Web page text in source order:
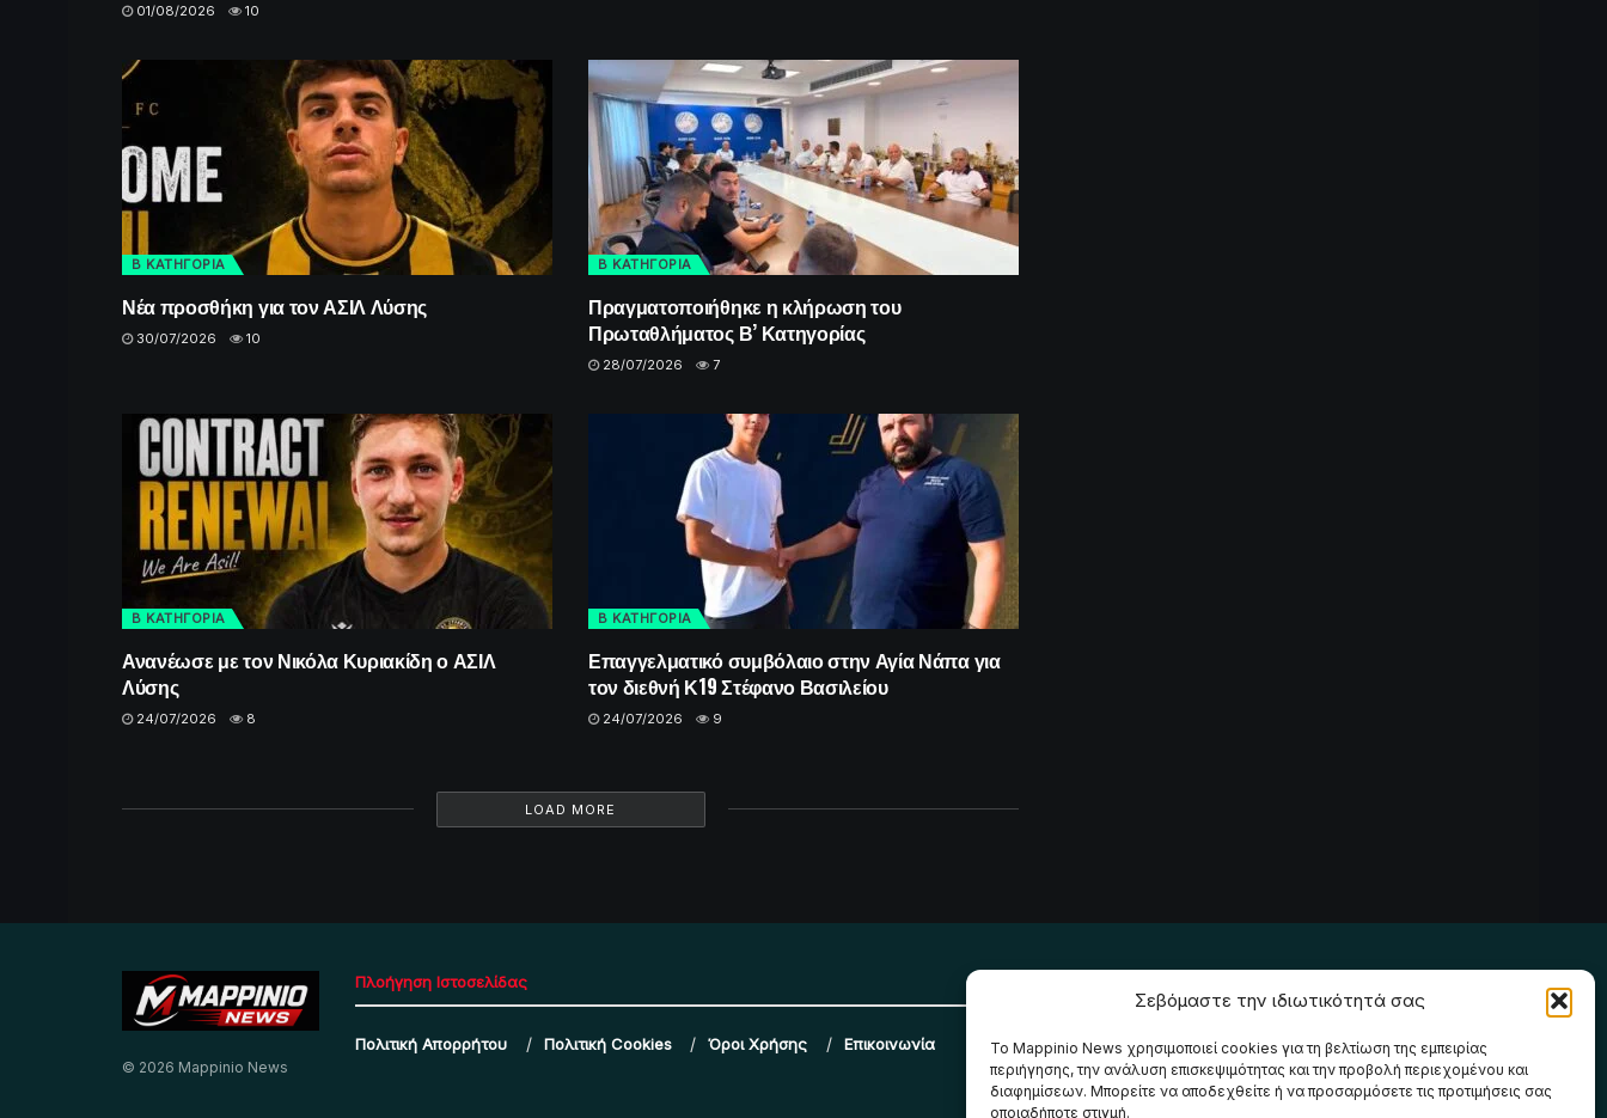
Σεβόμαστε την ιδιωτικότητά σας
Το Mappinio News χρησιμοποιεί cookies για τη βελτίωση της εμπειρίας
περιήγησης, την ανάλυση επισκεψιμότητας και την προβολή περιεχομένου και
διαφημίσεων. Μπορείτε να αποδεχθείτε ή να προσαρμόσετε τις προτιμήσεις σας
οποιαδήποτε στιγμή.
01/08/2026 10
Β ΚΑΤΗΓΟΡΙΑ
Νέα προσθήκη για τον ΑΣΙΛ Λύσης
30/07/2026 10
Β ΚΑΤΗΓΟΡΙΑ
Πραγματοποιήθηκε η κλήρωση του
Πρωταθλήματος Β’ Κατηγορίας
28/07/2026 7
Β ΚΑΤΗΓΟΡΙΑ
Ανανέωσε με τον Νικόλα Κυριακίδη ο ΑΣΙΛ
Λύσης
24/07/2026 8
Β ΚΑΤΗΓΟΡΙΑ
Επαγγελματικό συμβόλαιο στην Αγία Νάπα για
τον διεθνή Κ19 Στέφανο Βασιλείου
24/07/2026 9
LOAD MORE
© 2026 Mappinio News
Πλοήγηση Ιστοσελίδας
Πολιτική Απορρήτου Πολιτική Cookies Όροι Χρήσης Επικοινωνία